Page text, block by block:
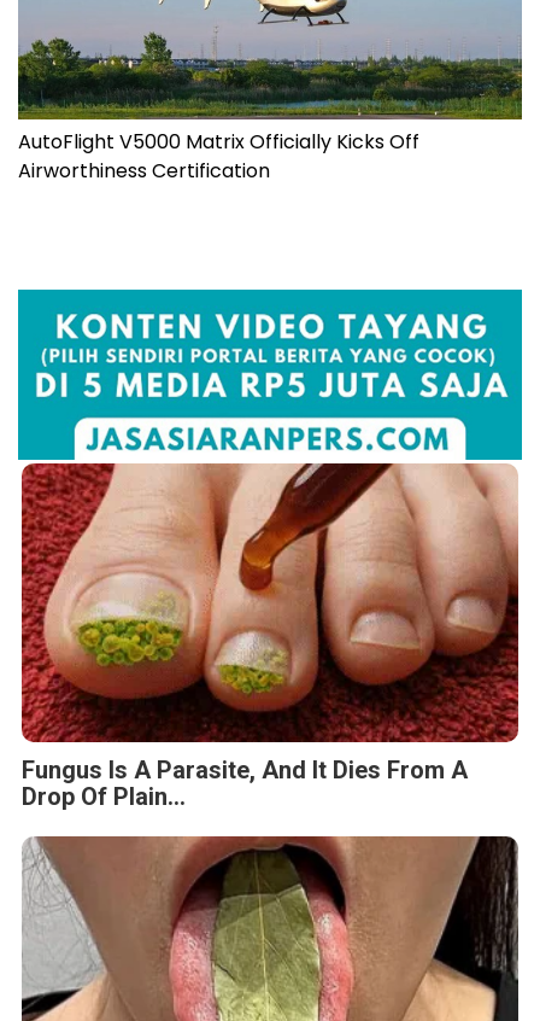
AutoFlight V5000 Matrix Officially Kicks Off
Airworthiness Certification
Fungus Is A Parasite, And It Dies From A
Drop Of Plain...